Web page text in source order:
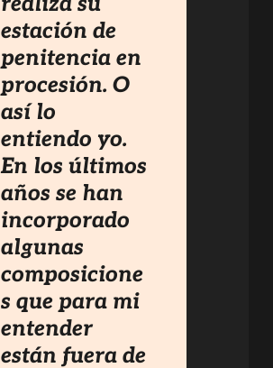
estación de
penitencia en
procesión. O
así lo
entiendo yo.
En los últimos
años se han
incorporado
algunas
composicione
s que para mi
entender
están fuera de